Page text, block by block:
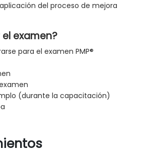
del proceso de mejora
examen?
para el examen PMP®
(durante la capacitación)